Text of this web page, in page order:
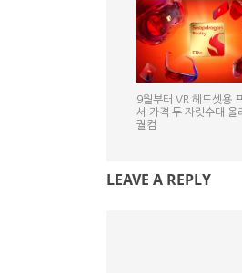
9월부터 VR 헤드셋용
서 가격 두 자릿수대 올
퀄컴
LEAVE A REPLY